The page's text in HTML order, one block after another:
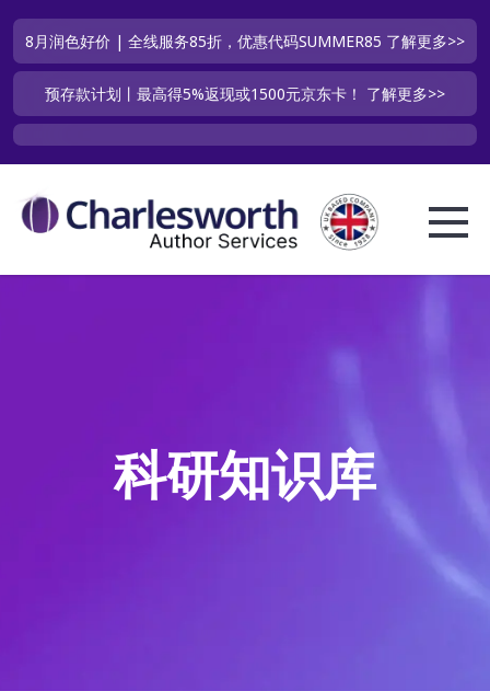
8月润色好价 | 全线服务85折，优惠代码SUMMER85 了解更多>>
预存款计划丨最高得5%返现或1500元京东卡！ 了解更多>>
科研知识库